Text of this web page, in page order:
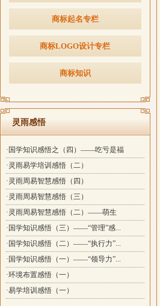
商标起名专栏
商标LOGO设计专栏
商标知识
灵雨感悟
·国学知识感悟之（四）——吃亏是福
·灵雨易学培训感悟（二）
·灵雨周易智慧感悟（四）
·灵雨周易智慧感悟（三）
·灵雨周易智慧感悟（二）——萌生
·国学知识感悟（三）——“管理”感...
·国学知识感悟（二）——“执行力”...
·国学知识感悟（一）——“领导力”...
·环境布置感悟（一）
·易学培训感悟（一）